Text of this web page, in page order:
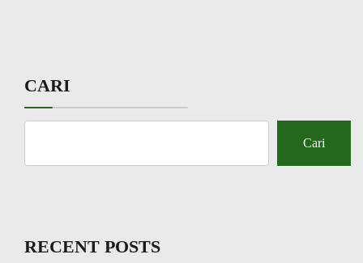
CARI
Cari
RECENT POSTS